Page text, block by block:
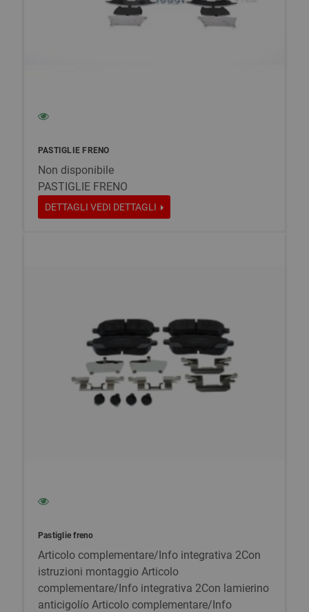
PASTIGLIE FRENO
Non disponibile
PASTIGLIE FRENO
DETTAGLI VEDI DETTAGLI
Pastiglie freno
Articolo complementare/Info integrativa 2Con
istruzioni montaggio Articolo
complementare/Info integrativa 2Con lamierino
anticigolío Articolo complementare/Info